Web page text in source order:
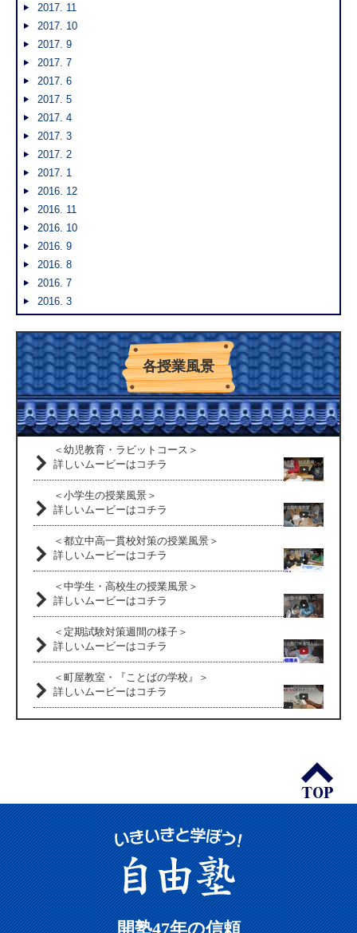
2017. 11
2017. 10
2017. 9
2017. 7
2017. 6
2017. 5
2017. 4
2017. 3
2017. 2
2017. 1
2016. 12
2016. 11
2016. 10
2016. 9
2016. 8
2016. 7
2016. 3
各授業風景
＜幼児教育・ラビットコース＞
詳しいムービーはコチラ
＜小学生の授業風景＞
詳しいムービーはコチラ
＜都立中高一貫校対策の授業風景＞
詳しいムービーはコチラ
＜中学生・高校生の授業風景＞
詳しいムービーはコチラ
＜定期試験対策週間の様子＞
詳しいムービーはコチラ
＜町屋教室・『ことばの学校』＞
詳しいムービーはコチラ
開塾47年の信頼